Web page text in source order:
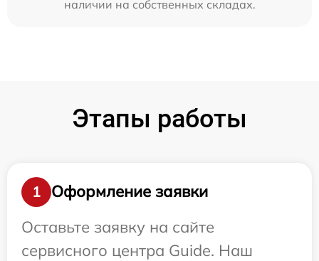
наличии на собственных складах.
Этапы работы
1
Оформление заявки
Оставьте заявку на сайте
сервисного центра Guide. Наш